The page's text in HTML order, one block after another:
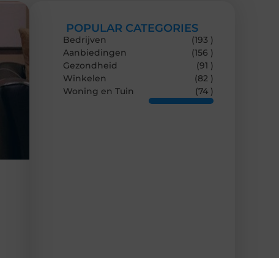
POPULAR CATEGORIES
Bedrijven
(193 )
Aanbiedingen
(156 )
Gezondheid
(91 )
Winkelen
(82 )
Woning en Tuin
(74 )